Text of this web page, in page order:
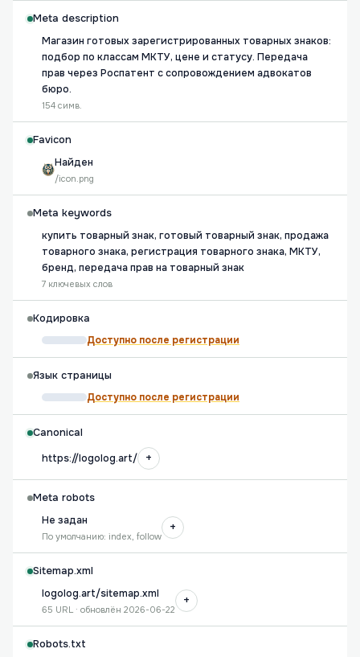
Meta description
Магазин готовых зарегистрированных товарных знаков:
подбор по классам МКТУ, цене и статусу. Передача
прав через Роспатент с сопровождением адвокатов
бюро.
154 симв.
Favicon
Найден
/icon.png
Meta keywords
купить товарный знак, готовый товарный знак, продажа
товарного знака, регистрация товарного знака, МКТУ,
бренд, передача прав на товарный знак
7 ключевых слов
Кодировка
Доступно после регистрации
Язык страницы
Доступно после регистрации
Canonical
https://logolog.art/
+
Meta robots
Не задан
По умолчанию: index, follow
+
Sitemap.xml
logolog.art/sitemap.xml
65 URL · обновлён 2026-06-22
+
Robots.txt